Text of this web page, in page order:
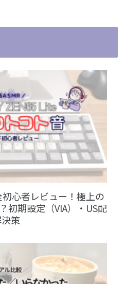
心者レビュー！極上の
初期設定（VIA）・US配
策